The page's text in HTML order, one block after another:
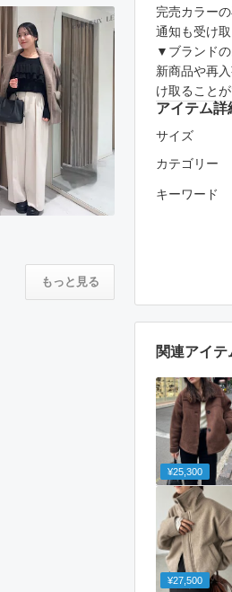
完売カラー
通知も受け
▼ブランド
新商品や再
け取ることが
アイテム詳
サイズ
カテゴリー
キーワード
関連アイテ
¥25,300
¥27,500
もっと見る